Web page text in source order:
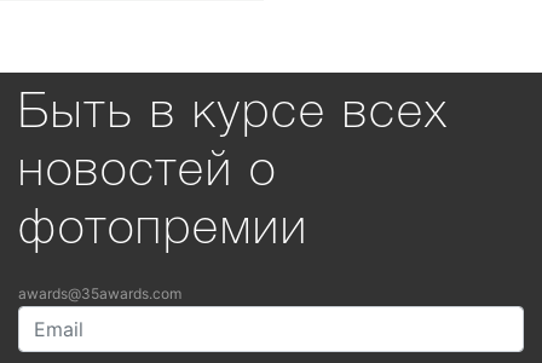
Быть в курсе всех
новостей о
фотопремии
awards@35awards.com